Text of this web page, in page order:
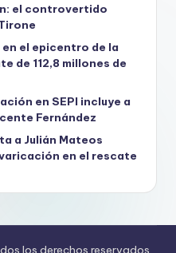
el controvertido
el epicentro de la
de 112,8 millones de
en SEPI incluye a
Fernández
a Julián Mateos
en el rescate
los derechos reservados.